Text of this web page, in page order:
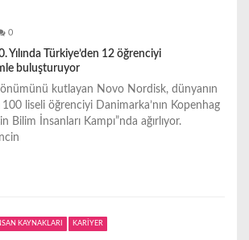
0
Yılında Türkiye’den 12 öğrenciyi
buluşturuyor
kutlayan Novo Nordisk, dünyanın
liseli öğrenciyi Danimarka’nın Kopenhag
Bilim İnsanları Kampı”nda ağırlıyor.
KAYNAKLARI KARİYER